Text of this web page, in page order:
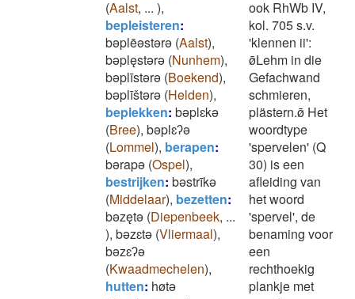
(Aalst, ... ),
bepleisteren:
bǝplēǝstǝrǝ (Aalst),
bǝplęstǝrǝ (Nunhem),
bǝplīstǝrǝ (Boekend),
bǝplīštǝrǝ (Helden),
beplekken: bǝplɛkǝ
(Bree), bǝplɛʔǝ
(Lommel), berapen:
bǝrapǝ (Ospel),
bestrijken: bǝstrīkǝ
(Middelaar), bezetten:
bǝzętǝ (Diepenbeek, ...
), bǝzɛtǝ (Vliermaal),
bǝzɛʔǝ
(Kwaadmechelen),
hutten: høtǝ
ook RhWb IV,
kol. 705 s.v.
'klennen ii':
ø̄Lehm in die
Gefachwand
schmieren,
plästern.ø̄ Het
woordtype
'spervelen' (Q
30) is een
afleiding van
het woord
'spervel', de
benaming voor
een
rechthoekig
plankje met